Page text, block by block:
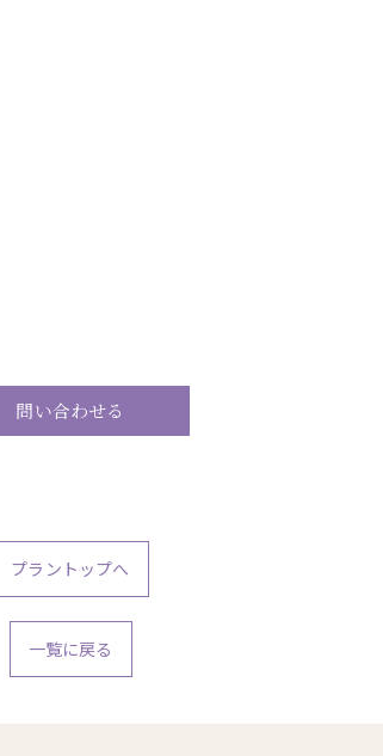
問い合わせる
プラントップへ
一覧に戻る